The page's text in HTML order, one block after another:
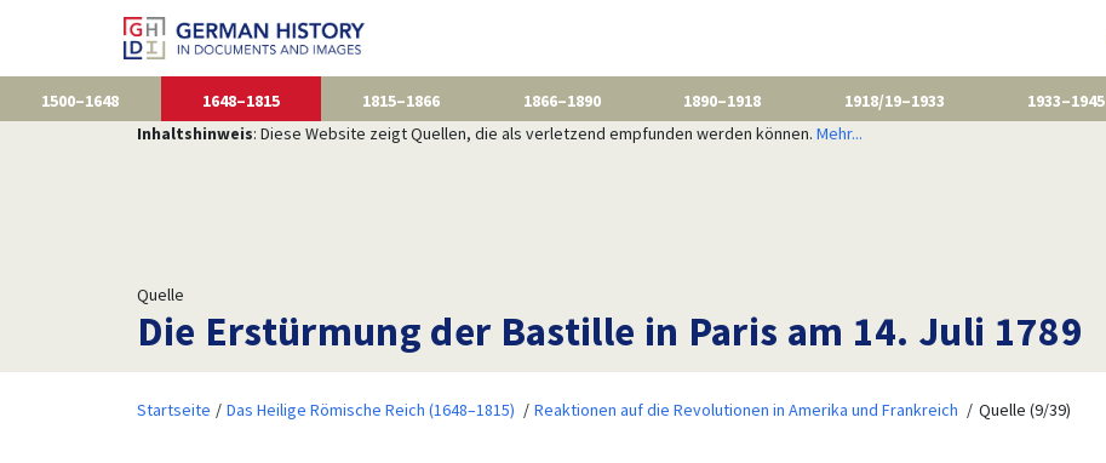
1500–1648 1648–1815 1815–1866 1866–1890 1890–1918 1918/19–1933 1933–1945
Inhaltshinweis: Diese Website zeigt Quellen, die als verletzend empfunden werden können. Mehr...
Quelle
Die Erstürmung der Bastille in Paris am 14. Juli 1789
Startseite Das Heilige Römische Reich (1648–1815) Reaktionen auf die Revolutionen in Amerika und Frankreich Quelle (9/39)